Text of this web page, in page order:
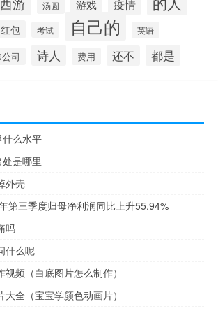
汤圆 游戏 疫情
红包 考试 自己的 英语
司 诗人 费用 还不 都是
么水平
处是哪里
外壳
第三季度归母净利润同比上升55.94%
吗
什么呢
频（白底图片怎么制作）
全（宝宝学颜色动画片）